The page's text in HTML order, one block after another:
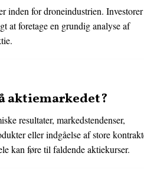
inden for droneindustrien.
at foretage en grundig analyse af
aktiemarkedet?
resultater, markedstendenser,
eller indgåelse af store
kan føre til faldende aktiekurser.